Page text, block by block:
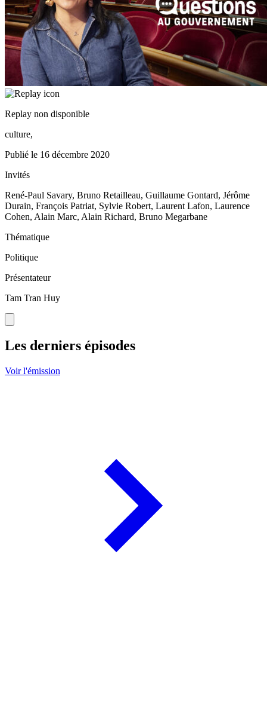
Replay non disponible
culture,
Publié le 16 décembre 2020
Invités
René-Paul Savary, Bruno Retailleau, Guillaume Gontard, Jérôme
Durain, François Patriat, Sylvie Robert, Laurent Lafon, Laurence
Cohen, Alain Marc, Alain Richard, Bruno Megarbane
Thématique
Politique
Présentateur
Tam Tran Huy
Les derniers épisodes
Voir l'émission